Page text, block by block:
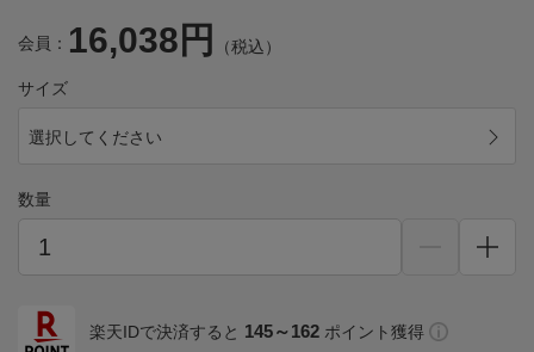
会員： 16,038円 （税込）
サイズ
選択してください
数量
楽天IDで決済すると 145～162 ポイント獲得